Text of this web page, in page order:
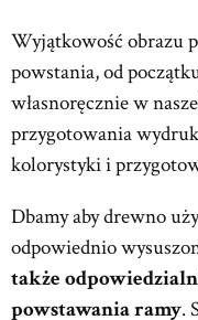
Wyjątkowość obrazu
powstania, od
własnoręcznie w
przygotowania
kolorystyki i
Dbamy aby drewno
odpowiednio
także
powstawania ramy.